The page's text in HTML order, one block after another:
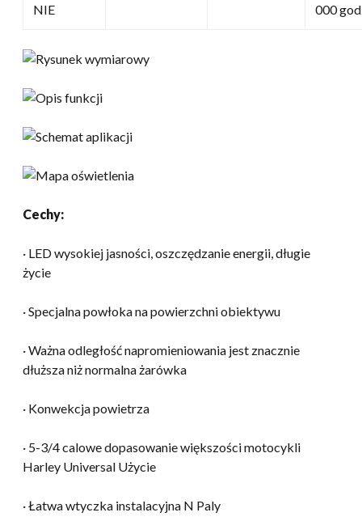
NIE
000
Cechy:
· LED wysokiej jasności, oszczędzanie energii, długie
życie
· Specjalna powłoka na powierzchni obiektywu
· Ważna odległość napromieniowania jest znacznie
dłuższa niż normalna żarówka
· Konwekcja powietrza
· 5-3/4 calowe dopasowanie większości motocykli
Harley Universal Użycie
· Łatwa wtyczka instalacyjna N Paly